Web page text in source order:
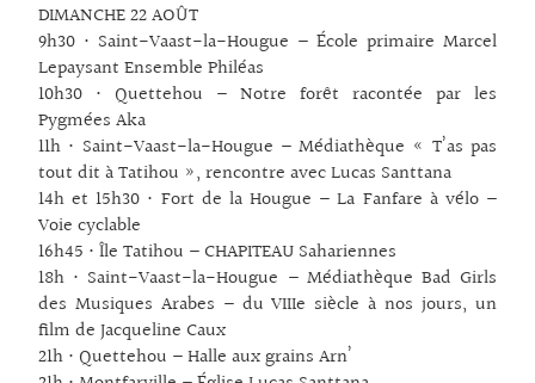
DIMANCHE 22 AOÛT
9h30 • Saint-Vaast-la-Hougue – École primaire Marcel
Lepaysant Ensemble Philéas
10h30 • Quettehou – Notre forêt racontée par les
Pygmées Aka
11h • Saint-Vaast-la-Hougue – Médiathèque « T’as pas
tout dit à Tatihou », rencontre avec Lucas Santtana
14h et 15h30 • Fort de la Hougue – La Fanfare à vélo –
Voie cyclable
16h45 • Île Tatihou – CHAPITEAU Sahariennes
18h • Saint-Vaast-la-Hougue – Médiathèque Bad Girls
des Musiques Arabes – du VIIIe siècle à nos jours, un
film de Jacqueline Caux
21h • Quettehou – Halle aux grains Arn’